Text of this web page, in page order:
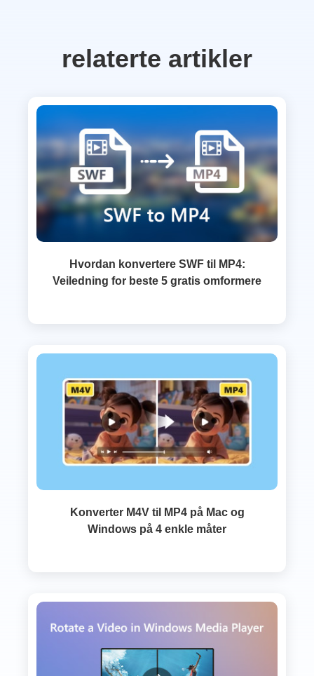
relaterte artikler
Hvordan konvertere SWF til MP4:
Veiledning for beste 5 gratis omformere
Konverter M4V til MP4 på Mac og
Windows på 4 enkle måter